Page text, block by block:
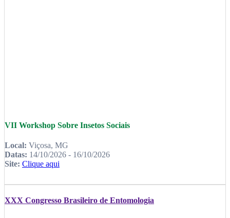
VII Workshop Sobre Insetos Sociais
Local: Viçosa, MG
Datas: 14/10/2026 - 16/10/2026
Site: Clique aqui
XXX Congresso Brasileiro de Entomologia